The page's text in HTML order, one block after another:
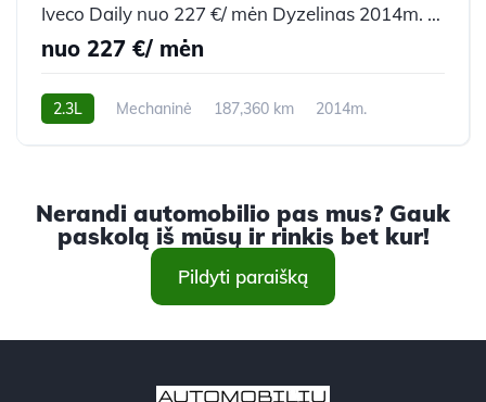
Iveco Daily nuo 227 €/ mėn Dyzelinas 2014m. Krovininis mikroautobusas Mechaninė
nuo 227 €/ mėn
2.3L Mechaninė 187,360 km 2014m.
Nerandi automobilio pas mus? Gauk
paskolą iš mūsų ir rinkis bet kur!
Pildyti paraišką